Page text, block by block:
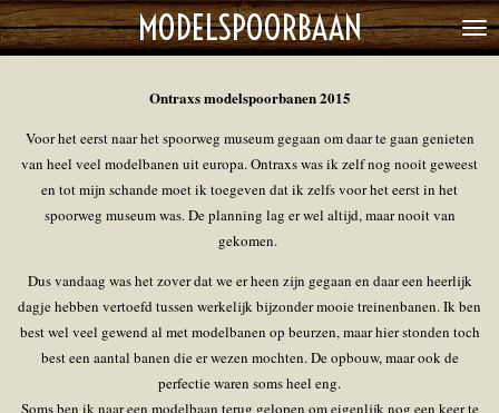
Ga
direct
MODELSPOORBAAN
Ontraxs modelspoorbanen 2015
Voor het eerst naar het spoorweg museum gegaan om daar te gaan genieten
van heel veel modelbanen uit europa. Ontraxs was ik zelf nog nooit geweest
en tot mijn schande moet ik toegeven dat ik zelfs voor het eerst in het
spoorweg museum was. De planning lag er wel altijd, maar nooit van
gekomen.
Dus vandaag was het zover dat we er heen zijn gegaan en daar een heerlijk
dagje hebben vertoefd tussen werkelijk bijzonder mooie treinenbanen. Ik ben
best wel veel gewend al met modelbanen op beurzen, maar hier stonden toch
best een aantal banen die er wezen mochten. De opbouw, maar ook de
perfectie waren soms heel eng.
Soms ben ik naar een modelbaan terug gelopen om eigenlijk nog een keer te